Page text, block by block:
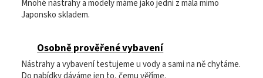
Mnohé nástrahy a modely máme jako jedni z mála mimo
Japonsko skladem.
Osobně prověřené vybavení
Nástrahy a vybavení testujeme u vody a sami na ně chytáme.